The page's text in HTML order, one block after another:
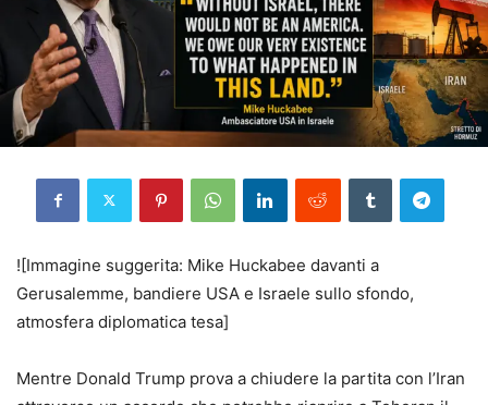
![Immagine suggerita: Mike Huckabee davanti a
Gerusalemme, bandiere USA e Israele sullo sfondo,
atmosfera diplomatica tesa]
Mentre Donald Trump prova a chiudere la partita con l’Iran